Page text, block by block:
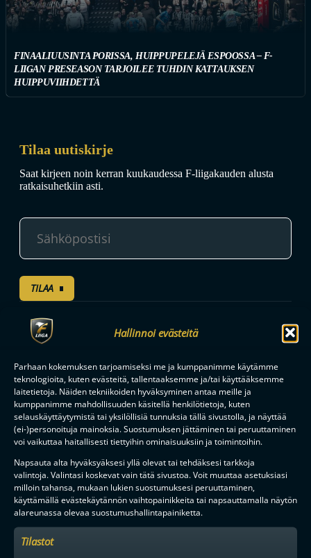
Hallinnoi evästeitä
Parhaan kokemuksen tarjoamiseksi me ja kumppanimme käytämme
teknologioita, kuten evästeitä, tallentaaksemme ja/tai käyttääksemme
laitetietoja. Näiden tekniikoiden hyväksyminen antaa meille ja
kumppanimme mahdollisuuden käsitellä henkilötietoja, kuten
selauskäyttäytymistä tai yksilöllisiä tunnuksia tällä sivustolla, ja näyttää
(ei-)personoituja mainoksia. Suostumuksen jättäminen tai peruuttaminen
voi vaikuttaa haitallisesti tiettyihin ominaisuuksiin ja toimintoihin.
Napsauta alta hyväksyäksesi yllä olevat tai tehdäksesi tarkkoja
valintoja. Valintasi koskevat vain tätä sivustoa. Voit muuttaa asetuksiasi
milloin tahansa, mukaan lukien suostumuksesi peruuttaminen,
käyttämällä evästekäytännön vaihtopainikkeita tai napsauttamalla näytön
alareunassa olevaa suostumushallintapainiketta.
Tilastot
FINAALIUUSINTA PORISSA, HUIPPUPELEJÄ ESPOOSSA – F-
LIIGAN PRESEASON TARJOILEE TUHDIN KATTAUKSEN
HUIPPUVIIHDETTÄ
Tilaa uutiskirje
Saat kirjeen noin kerran kuukaudessa F-liigakauden alusta
ratkaisuhetkiin asti.
TILAA
F-LIIGANKUMPPANIT